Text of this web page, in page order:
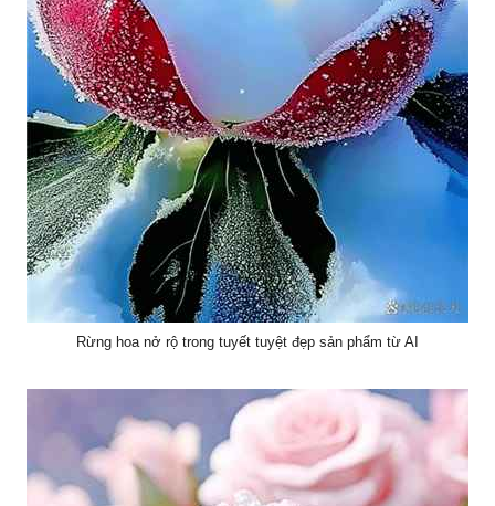
Rừng hoa nở rộ trong tuyết tuyệt đẹp sản phẩm từ AI